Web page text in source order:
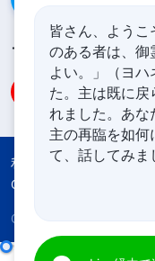
フォローする
利用規約 プライバシ
Cookies Policy
Copyright © 2026
皆さん、よう
のある者は、御
よい。」（ヨ
た。主は既に戻
れました。あな
主の再臨を如何
て、話してみま